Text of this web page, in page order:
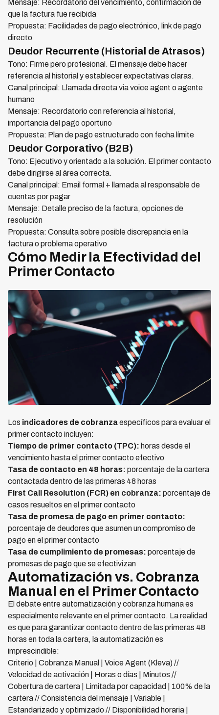
Mensaje: Recordatorio del vencimiento, confirmación de
que la factura fue recibida
Propuesta: Facilidades de pago electrónico, link de pago
directo
Deudor Recurrente (Historial de Atrasos)
Tono: Firme pero profesional. El mensaje debe hacer
referencia al historial y establecer expectativas claras.
Canal principal: Llamada directa via voice agent o agente
humano
Mensaje: Recordatorio con referencia al historial,
importancia del pago oportuno
Propuesta: Plan de pago estructurado con fecha límite
Deudor Corporativo (B2B)
Tono: Ejecutivo y orientado a la solución. El primer contacto
debe dirigirse al área correcta.
Canal principal: Email formal + llamada al responsable de
cuentas por pagar
Mensaje: Detalle preciso de la factura, opciones de
resolución
Propuesta: Consulta sobre posible discrepancia en la
factura o problema operativo
Cómo Medir la Efectividad del
Primer Contacto
Los indicadores de cobranzaespecíficos para evaluar el
primer contacto incluyen:
Tiempo de primer contacto (TPC): horas desde el
vencimiento hasta el primer contacto efectivo
Tasa de contacto en 48 horas: porcentaje de la cartera
contactada dentro de las primeras 48 horas
First Call Resolution (FCR) en cobranza: porcentaje de
casos resueltos en el primer contacto
Tasa de promesa de pago en primer contacto:
porcentaje de deudores que asumen un compromiso de
pago en el primer contacto
Tasa de cumplimiento de promesas: porcentaje de
promesas de pago que se efectivizan
Automatización vs. Cobranza
Manual en el Primer Contacto
El debate entre automatización y cobranza humana es
especialmente relevante en el primer contacto. La realidad
es que para garantizar contacto dentro de las primeras 48
horas en toda la cartera, la automatización es
imprescindible:
Criterio | Cobranza Manual | Voice Agent (Kleva) //
Velocidad de activación | Horas o días | Minutos //
Cobertura de cartera | Limitada por capacidad | 100% de la
cartera // Consistencia del mensaje | Variable |
Estandarizado y optimizado // Disponibilidad horaria |